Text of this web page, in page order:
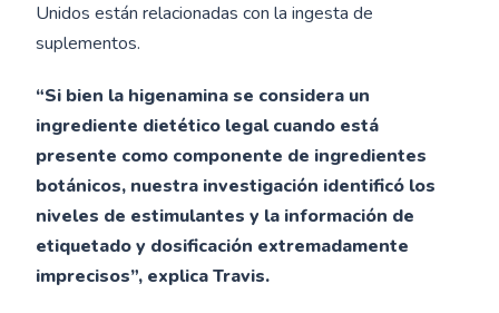
Unidos están relacionadas con la ingesta de
suplementos.
“Si bien la higenamina se considera un
ingrediente dietético legal cuando está
presente como componente de ingredientes
botánicos, nuestra investigación identificó los
niveles de estimulantes y la información de
etiquetado y dosificación extremadamente
imprecisos”, explica Travis.